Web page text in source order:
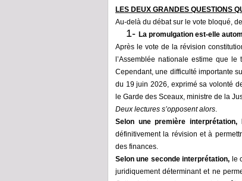
LES DEUX GRANDES QUESTIONS
Au-delà du débat sur le vote bloqué,
1- La promulgation est-elle
Après le vote de la révision
l’Assemblée nationale estime que
Cependant, une difficulté importante
du 19 juin 2026, exprimé sa volonté
le Garde des Sceaux , ministre de la
Deux lectures s’opposent alors
Selon une première interprétation,
définitivement la révision et à
des finances.
Selon une seconde interprétation, le
juridiquement déterminant et ne